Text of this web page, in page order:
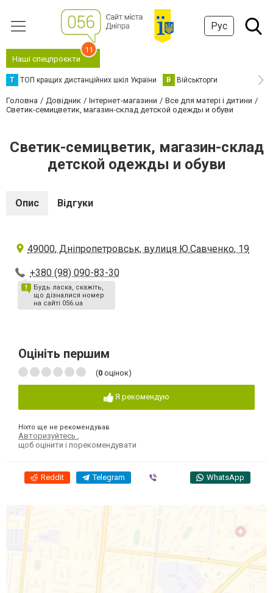
Рус
Наші спецпроєкти
11
Т ТОП кращих дистанційних шкіл України В Військторги
Головна Довідник Інтернет-магазини
Все для матері і дитини
Светик-семицветик, магазин-склад детской одежды и обуви
Светик-семицветик, магазин-склад
детской одежды и обуви
Опис Відгуки
49000, Дніпропетровськ, вулиця Ю.Савченко, 19
+380 (98) 090-83-30
Будь ласка, скажіть,
що дізналися номер
на сайті 056.ua
Оцініть першим
(0 оцінок)
Я рекомендую
Ніхто ще не рекомендував
Авторизуйтесь
щоб оцінити і порекомендувати
Reddit Telegram WhatsApp